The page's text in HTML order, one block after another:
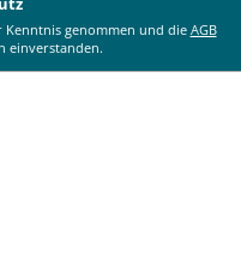
Kenntnis genommen und die AGB
einverstanden.